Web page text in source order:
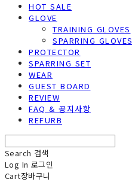
HOT SALE
GLOVE
TRAINING GLOVES
SPARRING GLOVES
PROTECTOR
SPARRING SET
WEAR
GUEST BOARD
REVIEW
FAQ & 공지사항
REFURB
Search 검색
Log In 로그인
Cart장바구니